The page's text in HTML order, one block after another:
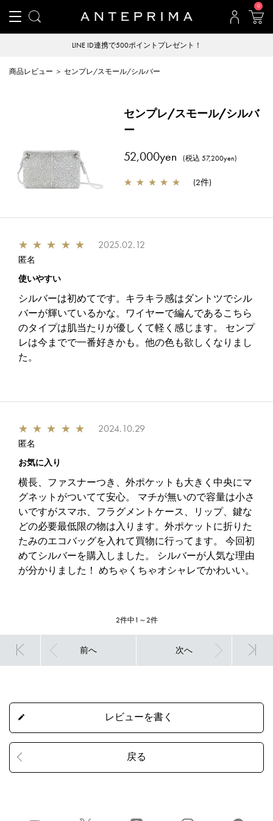
0
LINE ID連携で500ポイントプレゼント！
商品レビュー ＞ センプレ/スモール/シルバー
センプレ/スモール/シルバ
ー
52,000yen (税込 57,200yen)
★ ★ ★ ★ ★ (2件)
★ ★ ★ ★ ★ 2025.02.12
匿名
使いやすい
シルバーは初めてです。キラキラ感はダントツでシル
バーが輝いているかな。ワイヤーで編んであるこちら
のタイプは肌当たりが優しくて軽く感じます。 センプ
レは今までで一番好きかも。他の色も欲しくなりまし
た。
★ ★ ★ ★ ★ 2024.10.29
匿名
お気に入り
横長、ファスナーつき、外ポケットも大きく中央にマ
グネットがついてて安心。 マチが無いので容量は小さ
いですがスマホ、フラグメントケース、リップ、鍵な
どの必要最低限の物は入ります。外ポケットに折りた
たみのエコバッグを入れて買物に行ってます。 今回初
めてシルバーを購入しました。 シルバーが人気な理由
が分かりました！ めちゃくちゃオシャレでかわいい。
2件中1～2件
前へ 次へ